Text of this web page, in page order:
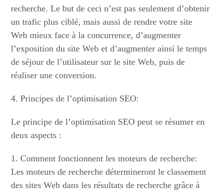
recherche. Le but de ceci n’est pas seulement d’obtenir
un trafic plus ciblé, mais aussi de rendre votre site
Web mieux face à la concurrence, d’augmenter
l’exposition du site Web et d’augmenter ainsi le temps
de séjour de l’utilisateur sur le site Web, puis de
réaliser une conversion.
4. Principes de l’optimisation SEO:
Le principe de l’optimisation SEO peut se résumer en
deux aspects :
1. Comment fonctionnent les moteurs de recherche:
Les moteurs de recherche détermineront le classement
des sites Web dans les résultats de recherche grâce à